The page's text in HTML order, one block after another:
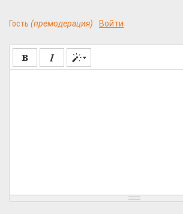
Гость (премодерация) Войти